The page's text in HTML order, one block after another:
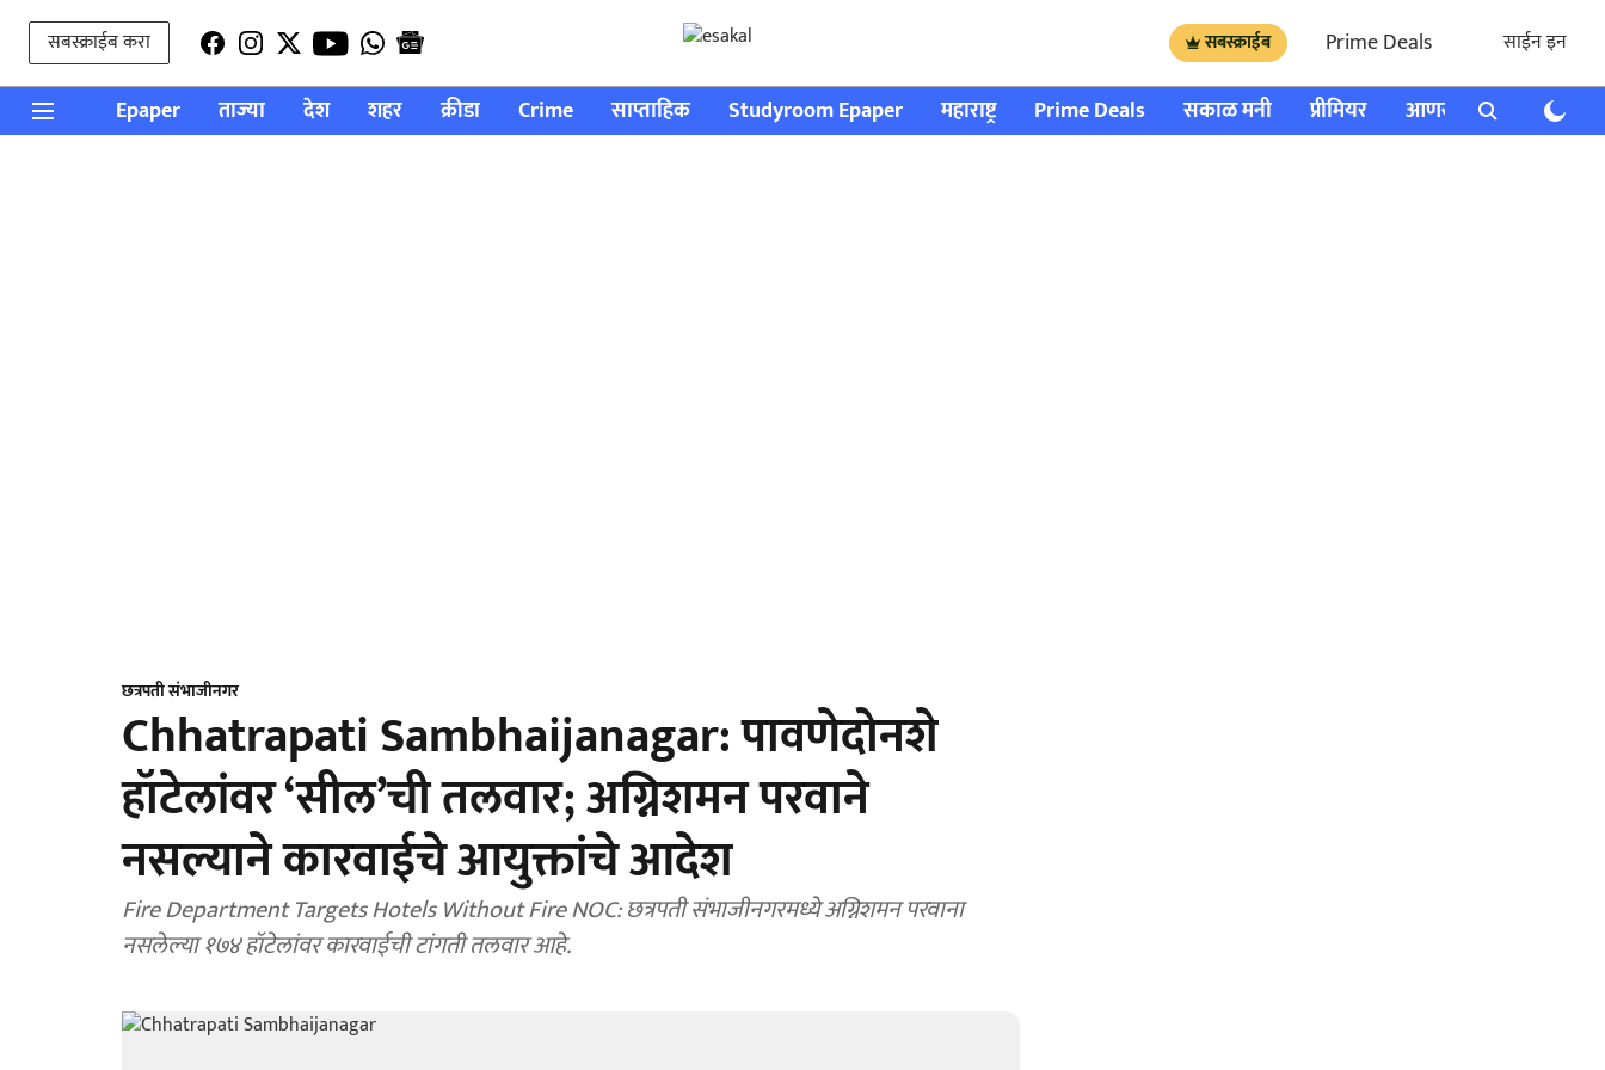
सबस्क्राईब करा सबस्क्राईब Prime Deals साईन इन
Epaper ताज्या देश शहर क्रीडा Crime साप्ताहिक Studyroom Epaper महाराष्ट्र Prime Deals सकाळ मनी प्रीमियर आणखी राशी भविष्य
छत्रपती संभाजीनगर
Chhatrapati Sambhaijanagar: पावणेदोनशे
हॉटेलांवर ‘सील’ची तलवार; अग्निशमन परवाने
नसल्याने कारवाईचे आयुक्तांचे आदेश
Fire Department Targets Hotels Without Fire NOC: छत्रपती संभाजीनगरमध्ये अग्निशमन परवाना
नसलेल्या १७४ हॉटेलांवर कारवाईची टांगती तलवार आहे.